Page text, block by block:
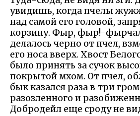
увидишь, когда пчелы
над самой его головой,
корзину. Фыр, фыр!-
делалось черно от пчел,
его носа вверх. Хвост
было принять за сучок
покрытой мхом. От пчел,
бык казался раза в три
разозленного и
Добродейл еще сроду не